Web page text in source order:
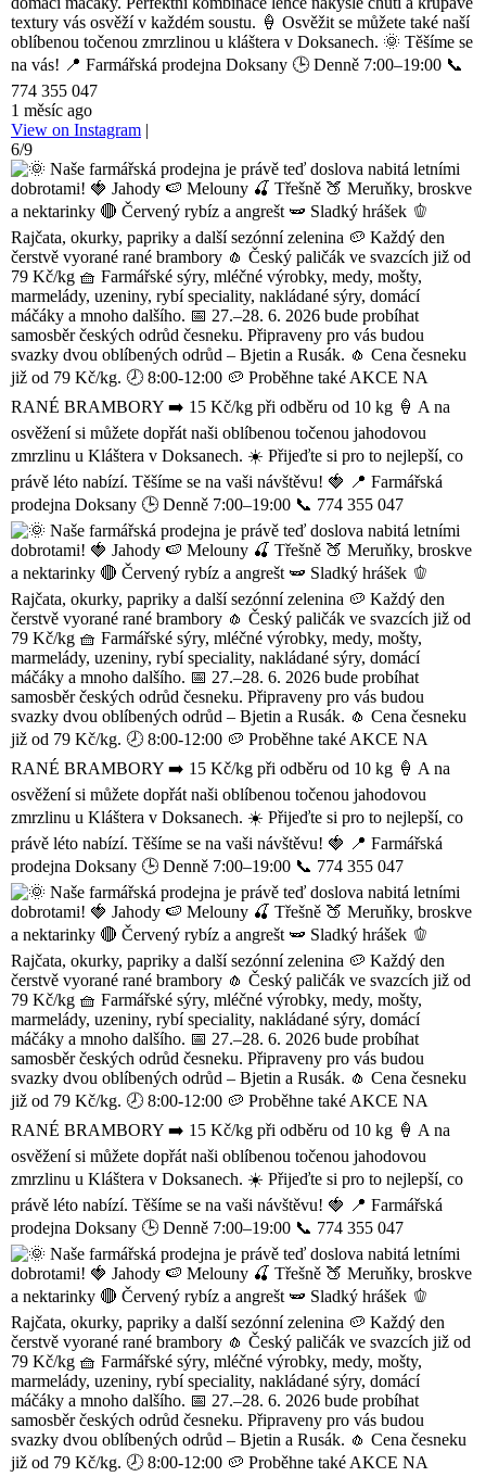
textury vás osvěží v každém soustu. 🍦 Osvěžit se můžete také naší
oblíbenou točenou zmrzlinou u kláštera v Doksanech. 🌞 Těšíme se
na vás! 📍 Farmářská prodejna Doksany 🕒 Denně 7:00–19:00 📞
774 355 047
1 měsíc ago
View on Instagram |
6/9